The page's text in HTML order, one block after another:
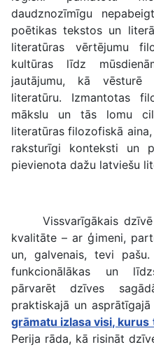
daudznozīmīgu
poētikas tekstos un
literatūras vērtējumu
kultūras līdz
jautājumu, kā vēsturē
literatūru. Izmantotas
mākslu un tās lomu
literatūras filozofiskā
raksturīgi konteksti un
pievienota dažu latviešu
Vissvarīgākais dzīvē
kvalitāte – ar ģimeni,
un, galvenais, tevi
funkcionālākas un
pārvarēt dzīves
praktiskajā un asprātīgajā
grāmatu izlasa visi, kurus
Perija rāda, kā risināt